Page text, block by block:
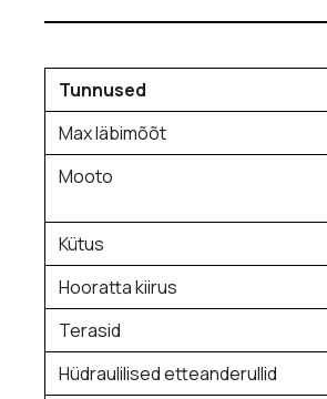
Tunnused
Max läbimõõt
Mooto
Kütus
Hooratta kiirus
Terasid
Hüdraulilised etteanderullid